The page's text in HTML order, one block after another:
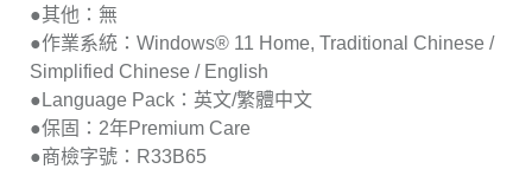
●其他：無
●作業系統：Windows® 11 Home, Traditional Chinese /
Simplified Chinese / English
●Language Pack：英文/繁體中文
●保固：2年Premium Care
●商檢字號：R33B65